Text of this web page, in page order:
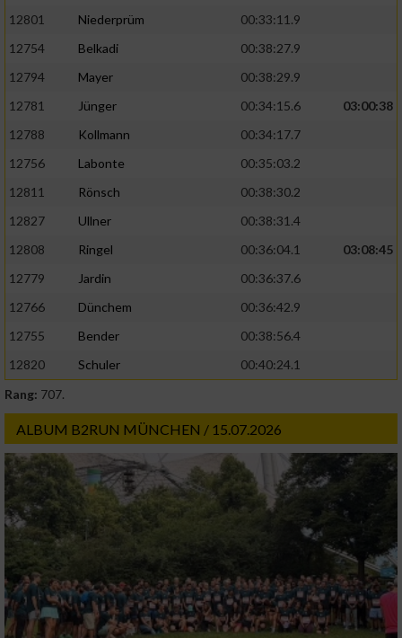
12801
Niederprüm
00:33:11.9
12754
Belkadi
00:38:27.9
12794
Mayer
00:38:29.9
12781
Jünger 00:34:15.6
03:00:38
12788
Kollmann
00:34:17.7
12756
Labonte
00:35:03.2
12811
Rönsch
00:38:30.2
12827
Ullner
00:38:31.4
12808
Ringel 00:36:04.1
03:08:45
12779
Jardin
00:36:37.6
12766
Dünchem
00:36:42.9
12755
Bender
00:38:56.4
12820
Schuler
00:40:24.1
Rang: 707.
ALBUM B2RUN MÜNCHEN / 15.07.2026